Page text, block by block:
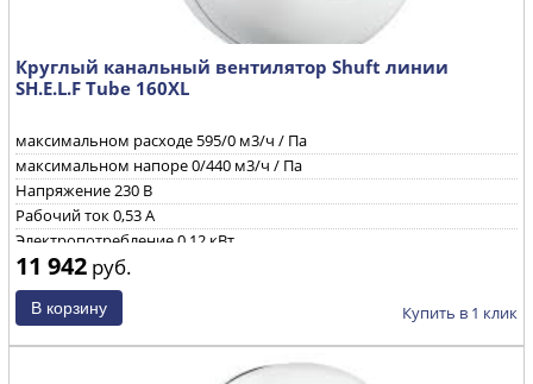
Круглый канальный вентилятор Shuft линии
SH.E.L.F Tube 160XL
максимальном расходе 595/0 м3/ч / Па
максимальном напоре0/440 м3/ч / Па
Напряжение230 B
Рабочий ток0,53 А
Электропотребление0,12 кВт
Уровень звуковой мощности через корпус при ηmax
дБ(А)
Частота вращения
11 942 руб.
Купить в 1 клик